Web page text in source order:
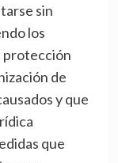
sin
los
protección
de
y que
que